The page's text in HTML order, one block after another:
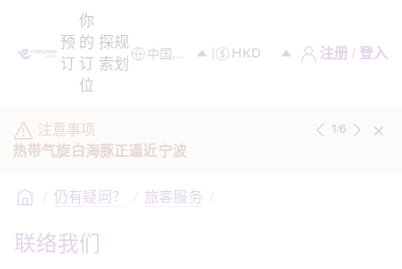
预
订
你
的
订
位
探
索
规
划
注册 / 登入
注意事项
热带气旋白海豚正逼近宁波
1/6
/ 仍有疑问？ / 旅客服务 /
联络我们